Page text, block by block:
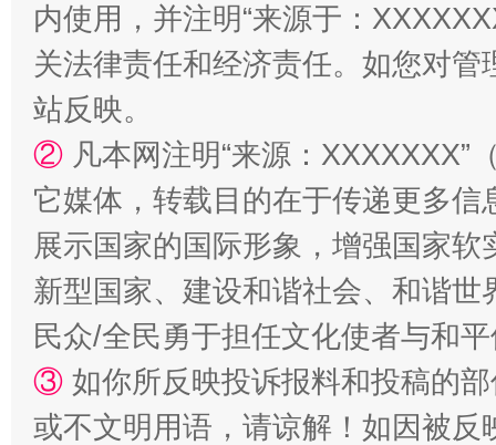
站台名比不上好声名
漫山遍野的桃花与雪山、麦地、白藏房 除
内使用，并注明“来源于：
关法律责任和经济责任。如您对
站反映。
② 凡本网注明“来源：
它媒体，转载目的在于传递更多
展示国家的国际形象，增强国家
新型国家、建设和谐社会、和谐
民众/全民勇于担任文化使者与和
③ 如你所反映投诉报料和投稿的
或不文明用语，请谅解！如因被